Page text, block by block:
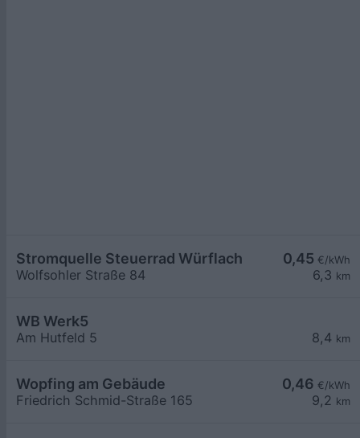
0,45 €/kWh
6,3 km
Stromquelle Steuerrad Würflach
Wolfsohler Straße 84
8,4 km
WB Werk5
Am Hutfeld 5
0,46 €/kWh
9,2 km
Wopfing am Gebäude
Friedrich Schmid-Straße 165